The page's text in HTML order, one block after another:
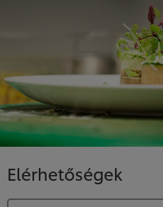
Elérhetőségek